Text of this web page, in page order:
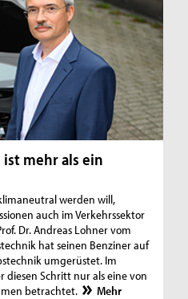
mehr als ein
werden will,
auch im Verkehrssektor
Dr. Andreas Lohner vom
hat seinen Benziner auf
umgerüstet. Im
Schritt nur als eine von
betrachtet.
Mehr